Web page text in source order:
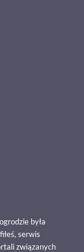
była
serwis
związanych